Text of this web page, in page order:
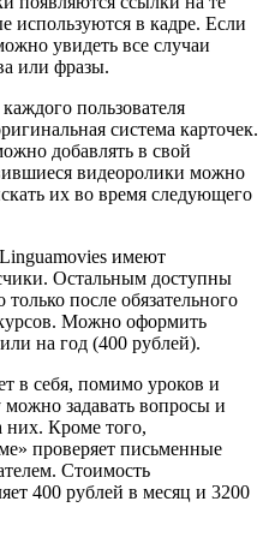
используются в кадре. Если
увидеть все случаи
или фразы.
пользователя
система карточек.
добавлять в свой
видеоролики можно
их во время следующего
Linguamovies имеют
Остальным доступны
после обязательного
Можно оформить
на год (400 рублей).
в себя, помимо уроков и
задавать вопросы и
них. Кроме того,
проверяет письменные
Стоимость
400 рублей в месяц и 3200